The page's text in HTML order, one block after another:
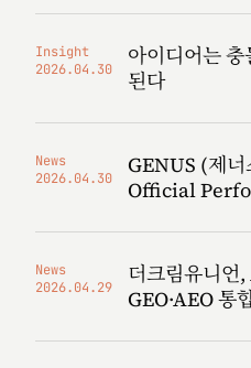
Insight
2026.04.30
아이디어는
된다
News
2026.04.30
GENUS (제
Official
News
2026.04.29
더크림유니언
GEO·AEO 통